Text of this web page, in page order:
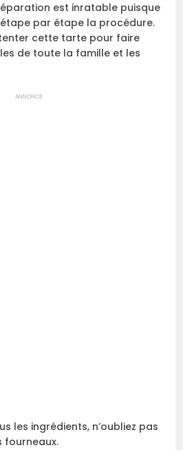
est inratable puisque
par étape la procédure.
cette tarte pour faire
de toute la famille et les
ANNONCE
les ingrédients, n’oubliez pas
fourneaux.